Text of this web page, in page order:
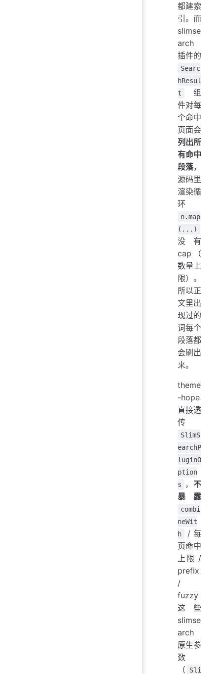
都建索
引。而
slimse
arch
插件的
Searc
hResul
t
组
件对每
个命中
页面会
列出所
有命中
段落，
源码里
渲染循
环
n.map
(...)
没有
cap（
数量上
限）。
所以正
文里出
现过的
词每个
段落都
会刷出
来。
theme
-hope
直接透
传
SlimS
earchP
luginO
ption
s
， 不
暴露
combi
neWit
h
/ 每
页命中
上限 /
prefix
/
fuzzy
这些
slimse
arch
原生参
数
（
Sli